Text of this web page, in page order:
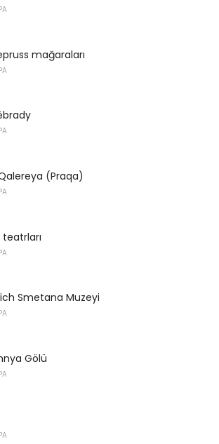
mağaraları
(Praqa)
teatrları
Smetana Muzeyi
Gölü